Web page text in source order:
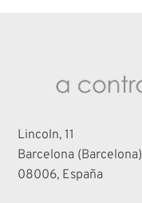
Lincoln, 11
Barcelona (Barcelona)
08006, España